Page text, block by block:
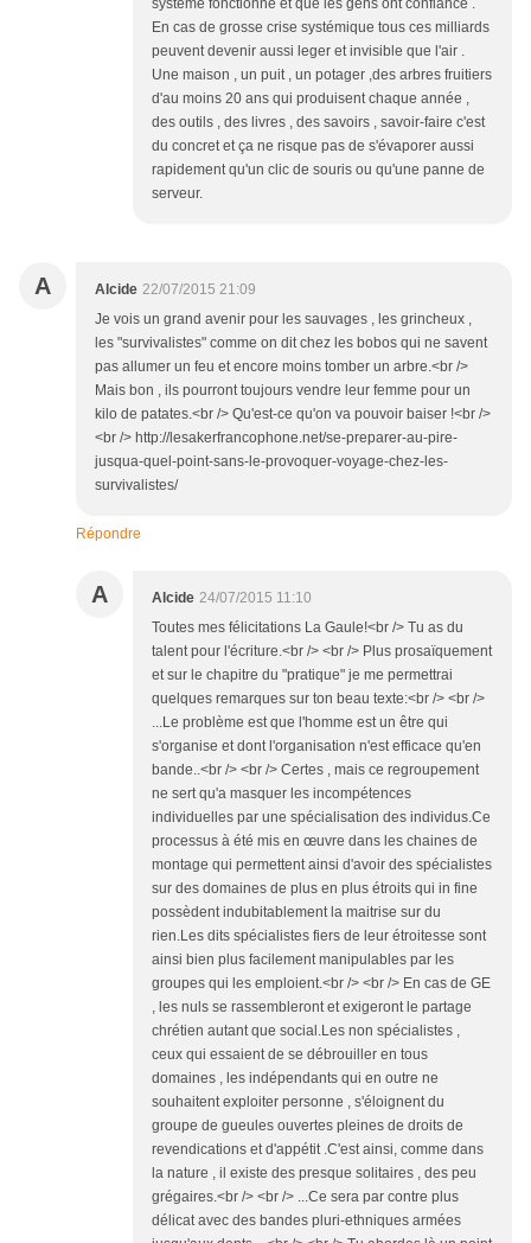
système fonctionne et que les gens ont confiance .
En cas de grosse crise systémique tous ces milliards
peuvent devenir aussi leger et invisible que l'air .
Une maison , un puit , un potager ,des arbres fruitiers
d'au moins 20 ans qui produisent chaque année ,
des outils , des livres , des savoirs , savoir-faire c'est
du concret et ça ne risque pas de s'évaporer aussi
rapidement qu'un clic de souris ou qu'une panne de
serveur.
A Alcide 22/07/2015 21:09
Je vois un grand avenir pour les sauvages , les grincheux ,
les "survivalistes" comme on dit chez les bobos qui ne savent
pas allumer un feu et encore moins tomber un arbre.<br />
Mais bon , ils pourront toujours vendre leur femme pour un
kilo de patates.<br /> Qu'est-ce qu'on va pouvoir baiser !<br />
<br /> http://lesakerfrancophone.net/se-preparer-au-pire-
jusqua-quel-point-sans-le-provoquer-voyage-chez-les-
survivalistes/
Répondre
A Alcide 24/07/2015 11:10
Toutes mes félicitations La Gaule!<br /> Tu as du
talent pour l'écriture.<br /> <br /> Plus prosaïquement
et sur le chapitre du "pratique" je me permettrai
quelques remarques sur ton beau texte:<br /> <br />
...Le problème est que l'homme est un être qui
s'organise et dont l'organisation n'est efficace qu'en
bande..<br /> <br /> Certes , mais ce regroupement
ne sert qu'a masquer les incompétences
individuelles par une spécialisation des individus.Ce
processus à été mis en œuvre dans les chaines de
montage qui permettent ainsi d'avoir des spécialistes
sur des domaines de plus en plus étroits qui in fine
possèdent indubitablement la maitrise sur du
rien.Les dits spécialistes fiers de leur étroitesse sont
ainsi bien plus facilement manipulables par les
groupes qui les emploient.<br /> <br /> En cas de GE
, les nuls se rassembleront et exigeront le partage
chrétien autant que social.Les non spécialistes ,
ceux qui essaient de se débrouiller en tous
domaines , les indépendants qui en outre ne
souhaitent exploiter personne , s'éloignent du
groupe de gueules ouvertes pleines de droits de
revendications et d'appétit .C'est ainsi, comme dans
la nature , il existe des presque solitaires , des peu
grégaires.<br /> <br /> ...Ce sera par contre plus
délicat avec des bandes pluri-ethniques armées